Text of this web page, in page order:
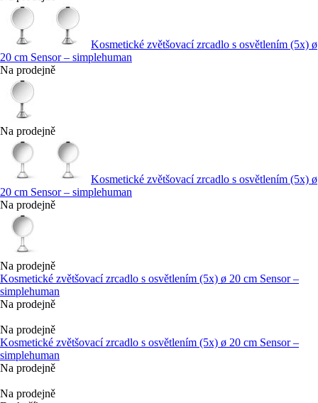
Kosmetické zvětšovací zrcadlo s osvětlením (5x) ø
20 cm Sensor – simplehuman
Na prodejně
Na prodejně
Kosmetické zvětšovací zrcadlo s osvětlením (5x) ø
20 cm Sensor – simplehuman
Na prodejně
Na prodejně
Kosmetické zvětšovací zrcadlo s osvětlením (5x) ø 20 cm Sensor –
simplehuman
Na prodejně
Na prodejně
Kosmetické zvětšovací zrcadlo s osvětlením (5x) ø 20 cm Sensor –
simplehuman
Na prodejně
Na prodejně